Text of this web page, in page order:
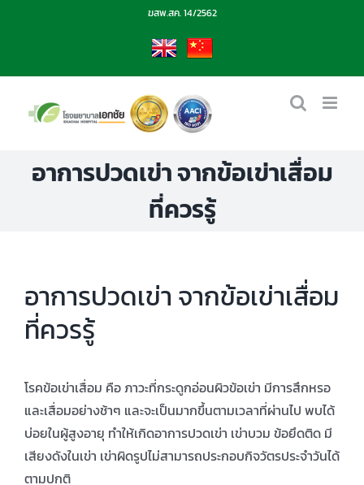
ฆสพ.สค. 14/2562
EN CN
อาการปวดเข่า จากข้อเข่าเสื่อม
ที่ควรรู้
อาการปวดเข่า จากข้อเข่าเสื่อม
ที่ควรรู้
โรคข้อเข่าเสื่อม คือ ภาวะที่กระดูกอ่อนผิวข้อเข่า มีการสึกหรอ
และเสื่อมอย่างช้าๆ และจะเป็นมากขึ้นตามเวลาที่ผ่านไป พบได้
บ่อยในผู้สูงอายุ ทำให้เกิดอาการปวดเข่า เข่าบวม ข้อยึดติด มี
เสียงดังในเข่า เข่าผิดรูปไม่สามารถประกอบกิจวัตรประจำวันได้
ตามปกติ